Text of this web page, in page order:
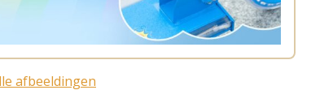
afbeeldingen